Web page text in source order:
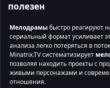
полезен
Мелодрамыбыстро реагируют
сериальный формат усиливает
анализа легко потеряться в
Minatrix.TV систематизирует
позволяя находить проекты с
живыми персонажами и
отношения.